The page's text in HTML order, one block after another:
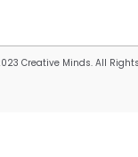
Creative Minds. All